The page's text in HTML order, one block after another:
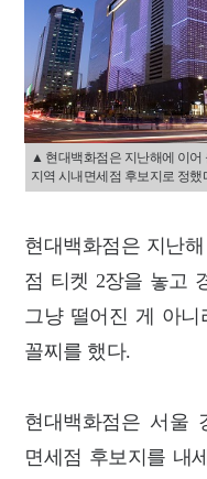
▲ 현대백화점은 지난해에 이어
지역 시내면세점 후보지로 정
현대백화점은 지난
점 티켓 2장을 놓고
그냥 떨어진 게 아
꼴찌를 했다.
현대백화점은 서울
면세점 후보지를 내